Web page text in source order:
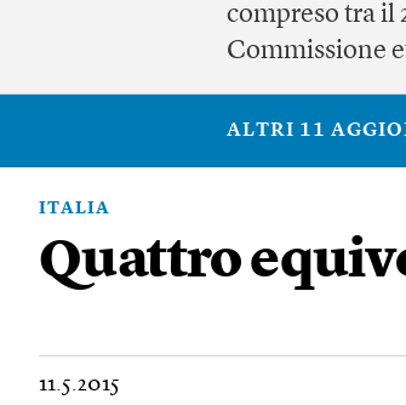
compreso tra il
Commissione
ALTRI 11
ITALIA
Quattro
11.5.2015